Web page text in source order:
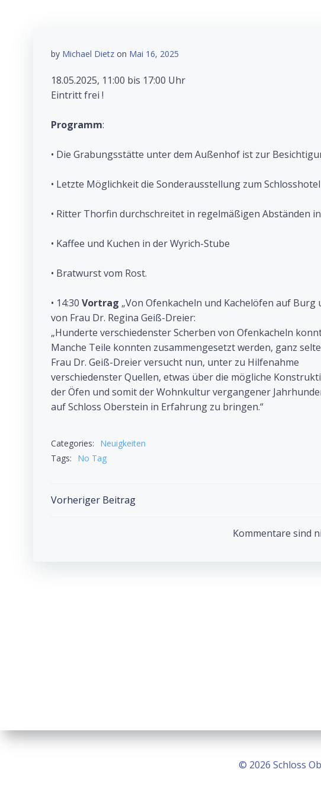
by Michael Dietz on Mai 16, 2025
18.05.2025, 11:00 bis 17:00 Uhr
Eintritt frei !
Programm:
• Die Grabungsstätte unter dem Außenhof ist zur
• Letzte Möglichkeit die Sonderausstellung zum
• Ritter Thorfin durchschreitet in regelmäßigen Abständen
• Kaffee und Kuchen in der Wyrich-Stube
• Bratwurst vom Rost.
• 14:30 Vortrag „Von Ofenkacheln und Kachelöfen auf Burg
von Frau Dr. Regina Geiß-Dreier:
„Hunderte verschiedenster Scherben von Ofenkacheln
Manche Teile konnten zusammengesetzt werden, ganz
Frau Dr. Geiß-Dreier versucht nun, unter zu Hilfenahme
verschiedenster Quellen, etwas über die mögliche
der Öfen und somit der Wohnkultur vergangener
auf Schloss Oberstein in Erfahrung zu bringen.“
Categories:
Neuigkeiten
Tags:
No Tag
Post
Vorheriger Beitrag
Kommentare sind
© 2026 Schloss